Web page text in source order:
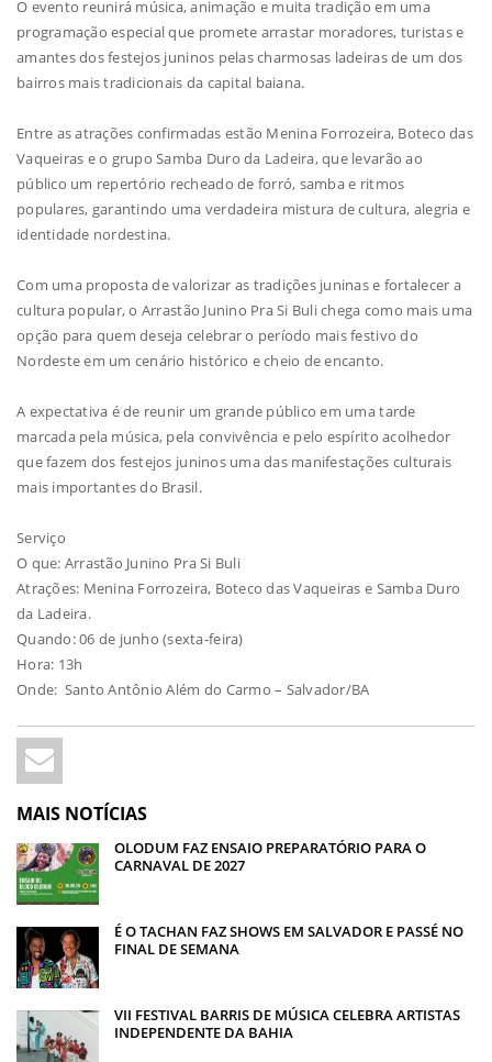
O evento reunirá música, animação e muita tradição em uma
programação especial que promete arrastar moradores, turistas e
amantes dos festejos juninos pelas charmosas ladeiras de um dos
bairros mais tradicionais da capital baiana.
Entre as atrações confirmadas estão Menina Forrozeira, Boteco das
Vaqueiras e o grupo Samba Duro da Ladeira, que levarão ao
público um repertório recheado de forró, samba e ritmos
populares, garantindo uma verdadeira mistura de cultura, alegria e
identidade nordestina.
Com uma proposta de valorizar as tradições juninas e fortalecer a
cultura popular, o Arrastão Junino Pra Si Buli chega como mais uma
opção para quem deseja celebrar o período mais festivo do
Nordeste em um cenário histórico e cheio de encanto.
A expectativa é de reunir um grande público em uma tarde
marcada pela música, pela convivência e pelo espírito acolhedor
que fazem dos festejos juninos uma das manifestações culturais
mais importantes do Brasil.
Serviço
O que: Arrastão Junino Pra Si Buli
Atrações: Menina Forrozeira, Boteco das Vaqueiras e Samba Duro
da Ladeira.
Quando: 06 de junho (sexta-feira)
Hora: 13h
Onde: Santo Antônio Além do Carmo – Salvador/BA
MAIS NOTÍCIAS
OLODUM FAZ ENSAIO PREPARATÓRIO PARA O
CARNAVAL DE 2027
É O TACHAN FAZ SHOWS EM SALVADOR E PASSÉ NO
FINAL DE SEMANA
VII FESTIVAL BARRIS DE MÚSICA CELEBRA ARTISTAS
INDEPENDENTE DA BAHIA